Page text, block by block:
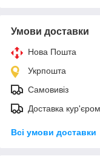
Умови доставки
Нова Пошта
Укрпошта
Самовивіз
Доставка кур'єром
Всі умови доставки